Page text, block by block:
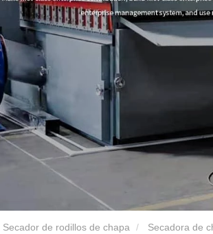
Secador de rodillos de chapa Secadora de